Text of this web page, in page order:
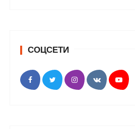
СОЦСЕТИ